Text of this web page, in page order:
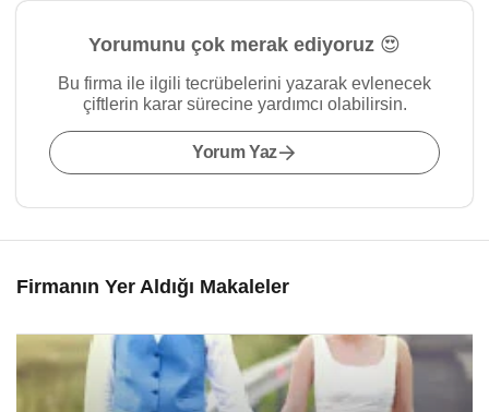
Yorumunu çok merak ediyoruz 😍
Bu firma ile ilgili tecrübelerini yazarak evlenecek
çiftlerin karar sürecine yardımcı olabilirsin.
Yorum Yaz
Firmanın Yer Aldığı Makaleler